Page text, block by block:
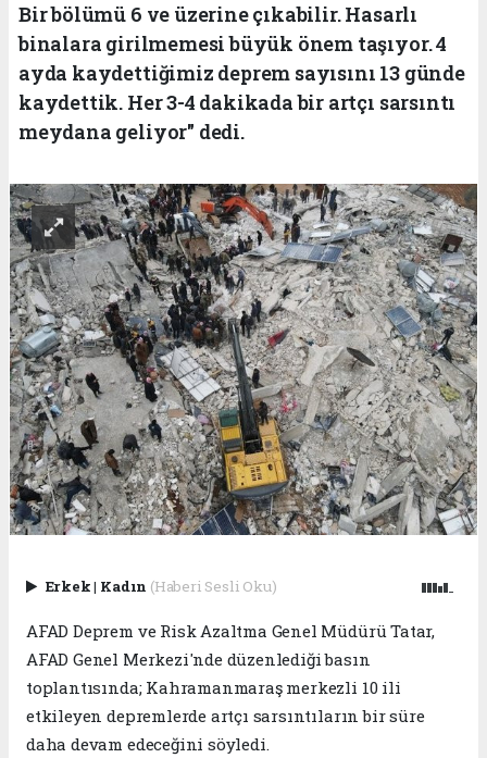
Bir bölümü 6 ve üzerine çıkabilir. Hasarlı
binalara girilmemesi büyük önem taşıyor. 4
ayda kaydettiğimiz deprem sayısını 13 günde
kaydettik. Her 3-4 dakikada bir artçı sarsıntı
meydana geliyor" dedi.
Erkek| Kadın (Haberi Sesli Oku)
AFAD Deprem ve Risk Azaltma Genel Müdürü Tatar,
AFAD Genel Merkezi'nde düzenlediği basın
toplantısında; Kahramanmaraş merkezli 10 ili
etkileyen depremlerde artçı sarsıntıların bir süre
daha devam edeceğini söyledi.